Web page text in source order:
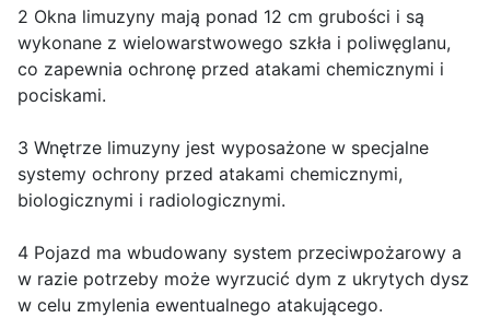
2 Okna limuzyny mają ponad 12 cm grubości i są
wykonane z wielowarstwowego szkła i poliwęglanu,
co zapewnia ochronę przed atakami chemicznymi i
pociskami.
3 Wnętrze limuzyny jest wyposażone w specjalne
systemy ochrony przed atakami chemicznymi,
biologicznymi i radiologicznymi.
4 Pojazd ma wbudowany system przeciwpożarowy a
w razie potrzeby może wyrzucić dym z ukrytych dysz
w celu zmylenia ewentualnego atakującego.